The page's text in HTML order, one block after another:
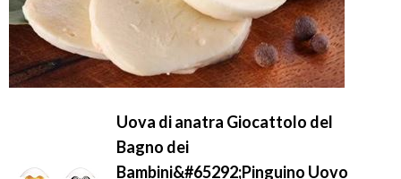
Uova di anatra Giocattolo del
Bagno dei
Bambini&#65292;Pinguino Uovo